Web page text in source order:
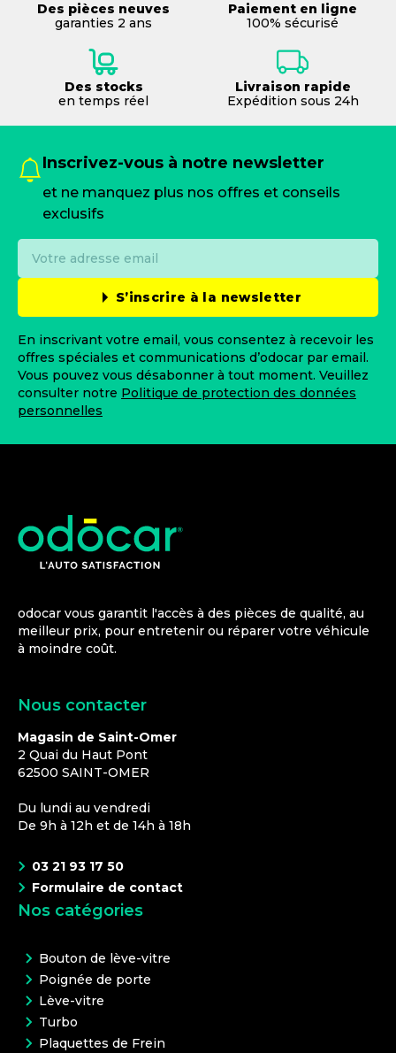
Des pièces neuves
garanties 2 ans
Paiement en ligne
100% sécurisé
Des stocks
en temps réel
Livraison rapide
Expédition sous 24h
Inscrivez-vous à notre newsletter
et ne manquez plus nos offres et conseils
exclusifs
S’inscrire à la newsletter
En inscrivant votre email, vous consentez à recevoir les
offres spéciales et communications d’odocar par email.
Vous pouvez vous désabonner à tout moment. Veuillez
consulter notre Politique de protection des données
personnelles
odocar vous garantit l'accès à des pièces de qualité, au
meilleur prix, pour entretenir ou réparer votre véhicule
à moindre coût.
Nous contacter
Magasin de Saint-Omer
2 Quai du Haut Pont
62500 SAINT-OMER
Du lundi au vendredi
De 9h à 12h et de 14h à 18h
03 21 93 17 50
Formulaire de contact
Nos catégories
Bouton de lève-vitre
Poignée de porte
Lève-vitre
Turbo
Plaquettes de Frein